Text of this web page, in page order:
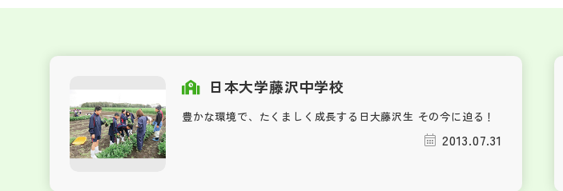
日本大学藤沢中学校
豊かな環境で、たくましく成長する日大藤沢生 その今に迫る！
2013.07.31